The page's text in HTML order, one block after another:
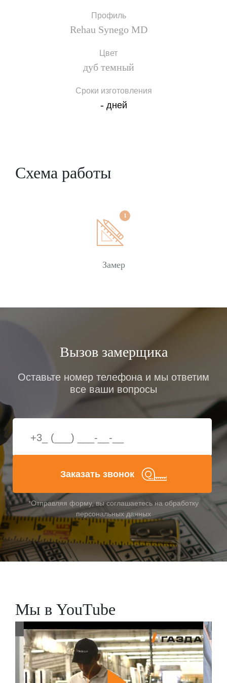
Компания «Газда» поможет с подбором
осуществит изготовление подходящего варианта и
выполнит профессиональный монтаж с
строительных норм.
Профиль
Rehau Synego MD
Цвет
дуб темный
Сроки изготовления
- дней
Схема работы
Замер
Вызов замерщика
Оставьте номер телефона и мы ответим
все ваши вопросы
Заказать звонок
*Отправляя форму, вы соглашаетесь на обработку
персональных данных
Мы в YouTube